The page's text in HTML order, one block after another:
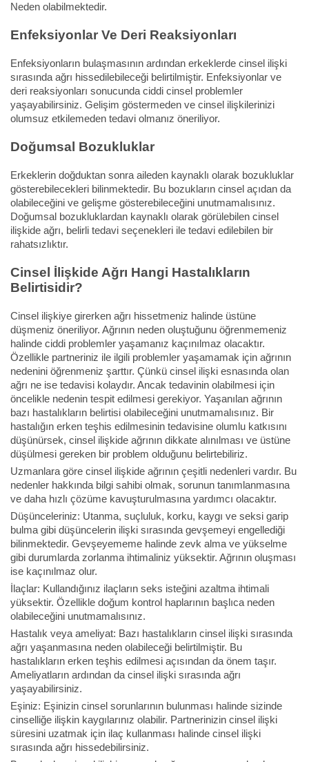
Neden olabilmektedir.
Enfeksiyonlar Ve Deri Reaksiyonları
Enfeksiyonların bulaşmasının ardından erkeklerde cinsel ilişki
sırasında ağrı hissedilebileceği belirtilmiştir. Enfeksiyonlar ve
deri reaksiyonları sonucunda ciddi cinsel problemler
yaşayabilirsiniz. Gelişim göstermeden ve cinsel ilişkilerinizi
olumsuz etkilemeden tedavi olmanız öneriliyor.
Doğumsal Bozukluklar
Erkeklerin doğduktan sonra aileden kaynaklı olarak bozukluklar
gösterebilecekleri bilinmektedir. Bu bozukların cinsel açıdan da
olabileceğini ve gelişme gösterebileceğini unutmamalısınız.
Doğumsal bozukluklardan kaynaklı olarak görülebilen cinsel
ilişkide ağrı, belirli tedavi seçenekleri ile tedavi edilebilen bir
rahatsızlıktır.
Cinsel İlişkide Ağrı Hangi Hastalıkların
Belirtisidir?
Cinsel ilişkiye girerken ağrı hissetmeniz halinde üstüne
düşmeniz öneriliyor. Ağrının neden oluştuğunu öğrenmemeniz
halinde ciddi problemler yaşamanız kaçınılmaz olacaktır.
Özellikle partneriniz ile ilgili problemler yaşamamak için ağrının
nedenini öğrenmeniz şarttır. Çünkü cinsel ilişki esnasında olan
ağrı ne ise tedavisi kolaydır. Ancak tedavinin olabilmesi için
öncelikle nedenin tespit edilmesi gerekiyor. Yaşanılan ağrının
bazı hastalıkların belirtisi olabileceğini unutmamalısınız. Bir
hastalığın erken teşhis edilmesinin tedavisine olumlu katkısını
düşünürsek, cinsel ilişkide ağrının dikkate alınılması ve üstüne
düşülmesi gereken bir problem olduğunu belirtebiliriz.
Uzmanlara göre cinsel ilişkide ağrının çeşitli nedenleri vardır. Bu
nedenler hakkında bilgi sahibi olmak, sorunun tanımlanmasına
ve daha hızlı çözüme kavuşturulmasına yardımcı olacaktır.
Düşünceleriniz: Utanma, suçluluk, korku, kaygı ve seksi garip
bulma gibi düşüncelerin ilişki sırasında gevşemeyi engellediği
bilinmektedir. Gevşeyememe halinde zevk alma ve yükselme
gibi durumlarda zorlanma ihtimaliniz yüksektir. Ağrının oluşması
ise kaçınılmaz olur.
İlaçlar: Kullandığınız ilaçların seks isteğini azaltma ihtimali
yüksektir. Özellikle doğum kontrol haplarının başlıca neden
olabileceğini unutmamalısınız.
Hastalık veya ameliyat: Bazı hastalıkların cinsel ilişki sırasında
ağrı yaşanmasına neden olabileceği belirtilmiştir. Bu
hastalıkların erken teşhis edilmesi açısından da önem taşır.
Ameliyatların ardından da cinsel ilişki sırasında ağrı
yaşayabilirsiniz.
Eşiniz: Eşinizin cinsel sorunlarının bulunması halinde sizinde
cinselliğe ilişkin kaygılarınız olabilir. Partnerinizin cinsel ilişki
süresini uzatmak için ilaç kullanması halinde cinsel ilişki
sırasında ağrı hissedebilirsiniz.